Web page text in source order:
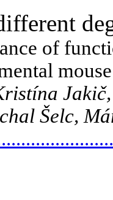
of
Šelc,